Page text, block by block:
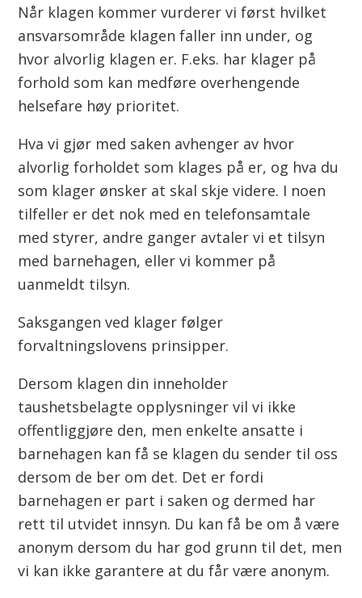
Når klagen kommer vurderer vi først hvilket
ansvarsområde klagen faller inn under, og
hvor alvorlig klagen er. F.eks. har klager på
forhold som kan medføre overhengende
helsefare høy prioritet.
Hva vi gjør med saken avhenger av hvor
alvorlig forholdet som klages på er, og hva du
som klager ønsker at skal skje videre. I noen
tilfeller er det nok med en telefonsamtale
med styrer, andre ganger avtaler vi et tilsyn
med barnehagen, eller vi kommer på
uanmeldt tilsyn.
Saksgangen ved klager følger
forvaltningslovens prinsipper.
Dersom klagen din inneholder
taushetsbelagte opplysninger vil vi ikke
offentliggjøre den, men enkelte ansatte i
barnehagen kan få se klagen du sender til oss
dersom de ber om det. Det er fordi
barnehagen er part i saken og dermed har
rett til utvidet innsyn. Du kan få be om å være
anonym dersom du har god grunn til det, men
vi kan ikke garantere at du får være anonym.